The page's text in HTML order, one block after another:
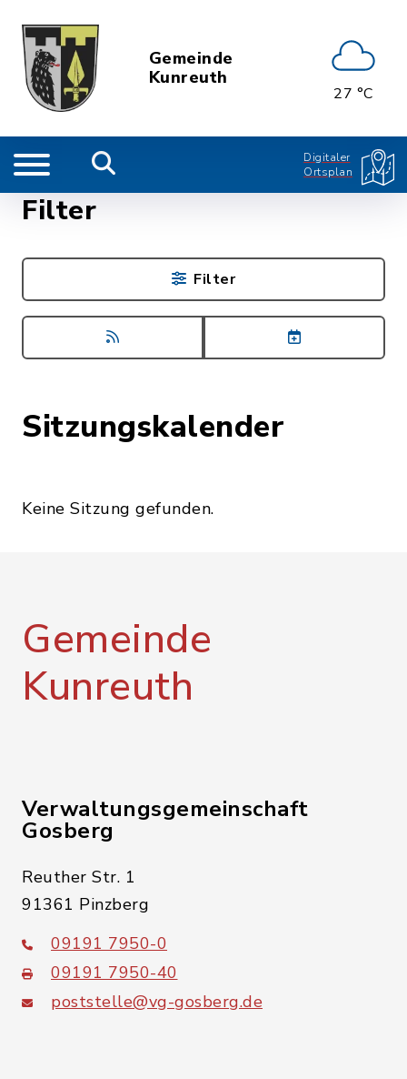
Gemeinde
Kunreuth
27 °C
Digitaler
Ortsplan
Sitzungskalender
Keine Sitzung gefunden.
Filter
Filter
Gemeinde
Kunreuth
Verwaltungsgemeinschaft
Gosberg
Reuther Str. 1
91361 Pinzberg
09191 7950-0
09191 7950-40
poststelle@vg-gosberg.de